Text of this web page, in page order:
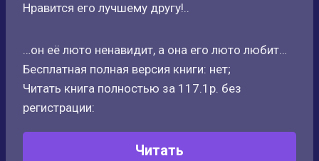
Нравится его лучшему другу!..
…он её люто ненавидит, а она его люто любит…
Бесплатная полная версия книги: нет;
Читать книга полностью за 117.1р. без
регистрации:
Читать